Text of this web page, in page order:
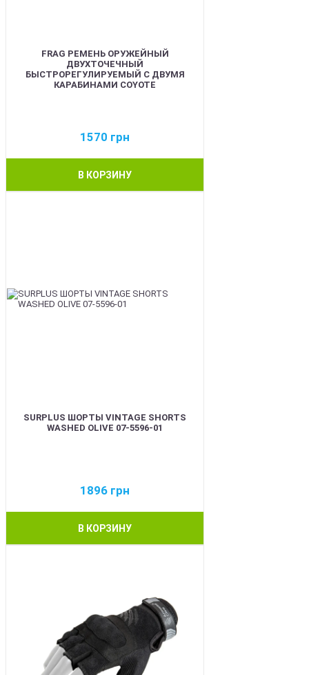
FRAG РЕМЕНЬ ОРУЖЕЙНЫЙ
ДВУХТОЧЕЧНЫЙ
БЫСТРОРЕГУЛИРУЕМЫЙ С ДВУМЯ
КАРАБИНАМИ COYOTE
1570 грн
В КОРЗИНУ
SURPLUS ШОРТЫ VINTAGE SHORTS
WASHED OLIVE 07-5596-01
1896 грн
В КОРЗИНУ